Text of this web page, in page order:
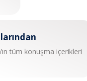
tüm konuşma içerikleri